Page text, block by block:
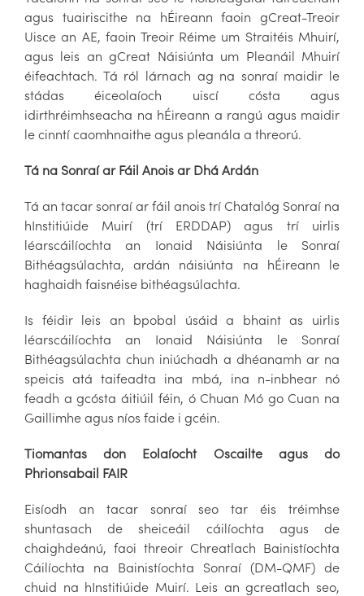
agus tuairiscithe na hÉireann faoin gCreat-Treoir
Uisce an AE, faoin Treoir Réime um Straitéis Mhuirí,
agus leis an gCreat Náisiúnta um Pleanáil Mhuirí
éifeachtach. Tá ról lárnach ag na sonraí maidir le
stádas éiceolaíoch uiscí cósta agus
idirthréimhseacha na hÉireann a rangú agus maidir
le cinntí caomhnaithe agus pleanála a threorú.
Tá na Sonraí ar Fáil Anois ar Dhá Ardán
Tá an tacar sonraí ar fáil anois trí Chatalóg Sonraí na
hInstitiúide Muirí (trí ERDDAP) agus trí uirlis
léarscáilíochta an Ionaid Náisiúnta le Sonraí
Bithéagsúlachta, ardán náisiúnta na hÉireann le
haghaidh faisnéise bithéagsúlachta.
Is féidir leis an bpobal úsáid a bhaint as uirlis
léarscáilíochta an Ionaid Náisiúnta le Sonraí
Bithéagsúlachta chun iniúchadh a dhéanamh ar na
speicis atá taifeadta ina mbá, ina n-inbhear nó
feadh a gcósta áitiúil féin, ó Chuan Mó go Cuan na
Gaillimhe agus níos faide i gcéin.
Tiomantas don Eolaíocht Oscailte agus do
Phrionsabail FAIR
Eisíodh an tacar sonraí seo tar éis tréimhse
shuntasach de sheiceáil cáilíochta agus de
chaighdeánú, faoi threoir Chreatlach Bainistíochta
Cáilíochta na Bainistíochta Sonraí (DM-QMF) de
chuid na hInstitiúide Muirí. Leis an gcreatlach seo,